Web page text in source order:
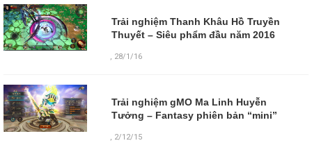
Trải nghiệm Thanh Khâu Hồ Truyền
Thuyết – Siêu phẩm đầu năm 2016
, 28/1/16
Trải nghiệm gMO Ma Linh Huyễn
Tưởng – Fantasy phiên bản “mini”
, 2/12/15